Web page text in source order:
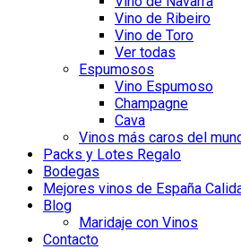
Vino de Ribeiro
Vino de Toro
Ver todas
Espumosos
Vino Espumoso
Champagne
Cava
Vinos más caros del
Packs y Lotes Regalo
Bodegas
Mejores vinos de España
Blog
Maridaje con Vinos
Contacto